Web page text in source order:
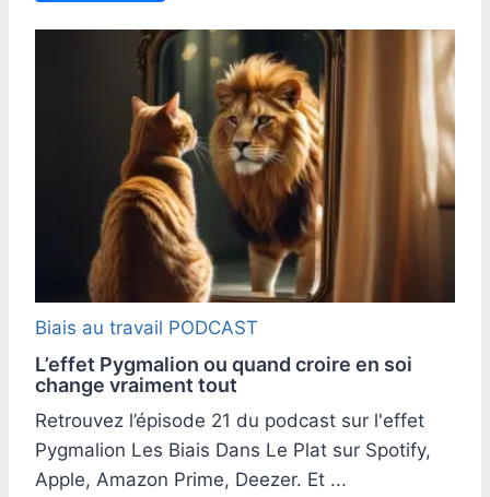
Biais au travail PODCAST
L’effet Pygmalion ou quand croire en soi
change vraiment tout
Retrouvez l’épisode 21 du podcast sur l'effet
Pygmalion Les Biais Dans Le Plat sur Spotify,
Apple, Amazon Prime, Deezer. Et ...